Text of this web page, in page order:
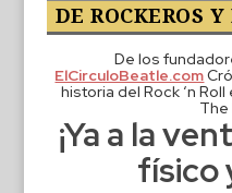
DE ROCKEROS
De los
ElCirculoBeatle.com
historia del Rock ‘n
The
¡Ya a la
físico